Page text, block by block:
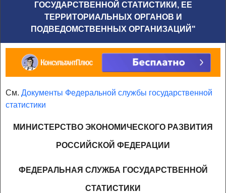
ГОСУДАРСТВЕННОЙ СТАТИСТИКИ, ЕЕ
ТЕРРИТОРИАЛЬНЫХ ОРГАНОВ И
ПОДВЕДОМСТВЕННЫХ ОРГАНИЗАЦИЙ"
См. Документы Федеральной службы государственной
статистики
МИНИСТЕРСТВО ЭКОНОМИЧЕСКОГО РАЗВИТИЯ
РОССИЙСКОЙ ФЕДЕРАЦИИ
ФЕДЕРАЛЬНАЯ СЛУЖБА ГОСУДАРСТВЕННОЙ
СТАТИСТИКИ